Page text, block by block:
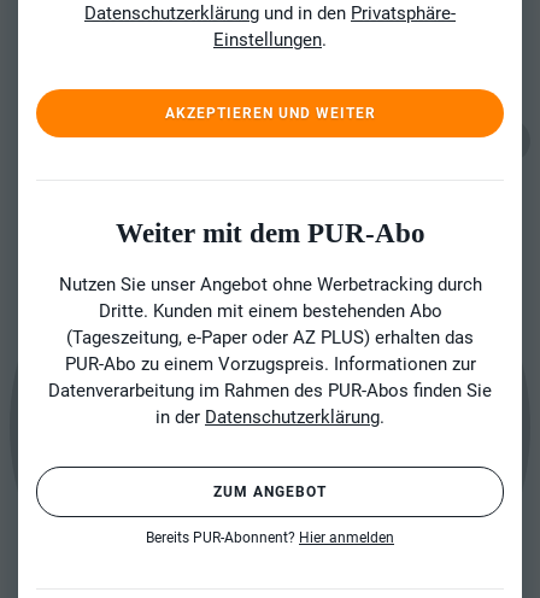
Datenschutzerklärung und in den Privatsphäre-
Einstellungen.
AKZEPTIEREN UND WEITER
Weiter mit dem PUR-Abo
Nutzen Sie unser Angebot ohne Werbetracking durch
Dritte. Kunden mit einem bestehenden Abo
(Tageszeitung, e-Paper oder AZ PLUS) erhalten das
PUR-Abo zu einem Vorzugspreis. Informationen zur
Datenverarbeitung im Rahmen des PUR-Abos finden Sie
in der Datenschutzerklärung.
ZUM ANGEBOT
Bereits PUR-Abonnent? Hier anmelden